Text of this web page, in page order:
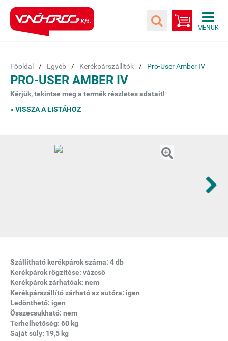
Főoldal Egyéb Kerékpárszállítók Pro-User Amber IV
PRO-USER AMBER IV
Kérjük, tekintse meg a termék részletes adatait!
« VISSZA A LISTÁHOZ
Szállítható kerékpárok száma: 4 db
Kerékpárok rögzítése: vázcső
Kerékpárok zárhatóak: nem
Kerékpárszállító zárható az autóra: igen
Ledönthető: igen
Összecsukható: nem
Terhelhetőség: 60 kg
Saját súly: 19,5 kg